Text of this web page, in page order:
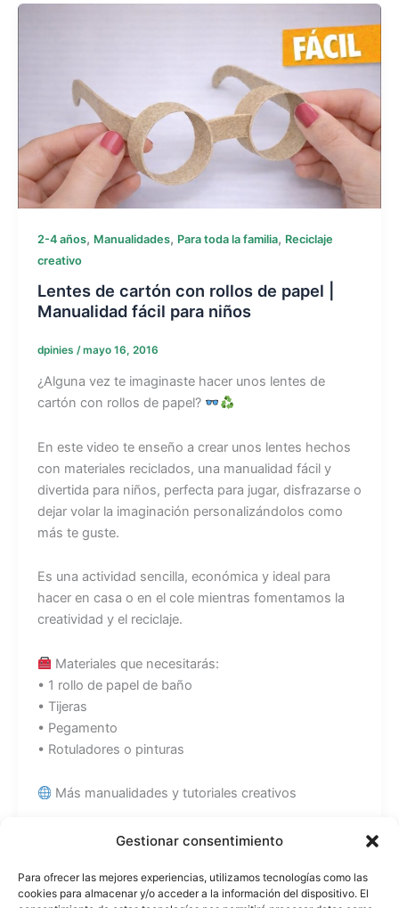
Gestionar consentimiento
Para ofrecer las mejores experiencias, utilizamos tecnologías como las
cookies para almacenar y/o acceder a la información del dispositivo. El
2-4 años, Manualidades, Para toda la familia, Reciclaje
creativo
Lentes de cartón con rollos de papel |
Manualidad fácil para niños
dpinies /mayo 16, 2016
¿Alguna vez te imaginaste hacer unos lentes de
cartón con rollos de papel?
En este video te enseño a crear unos lentes hechos
con materiales reciclados, una manualidad fácil y
divertida para niños, perfecta para jugar, disfrazarse o
dejar volar la imaginación personalizándolos como
más te guste.
Es una actividad sencilla, económica y ideal para
hacer en casa o en el cole mientras fomentamos la
creatividad y el reciclaje.
Materiales que necesitarás:
• 1 rollo de papel de baño
• Tijeras
• Pegamento
• Rotuladores o pinturas
Más manualidades y tutoriales creativos
Recuerda que todos los tutoriales los puedes
https://www.beekrafty.com